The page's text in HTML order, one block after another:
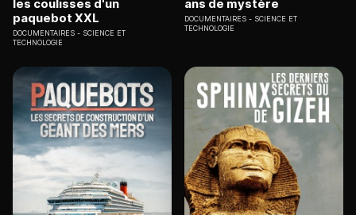
les coulisses d'un
paquebot XXL
DOCUMENTAIRES
SCIENCE ET
TECHNOLOGIE
ans de mystère
DOCUMENTAIRES
SCIENCE ET
TECHNOLOGIE